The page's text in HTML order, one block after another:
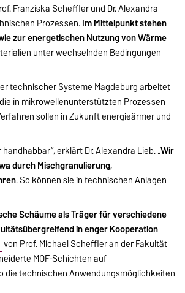
Franziska Scheffler und Dr. Alexandra
Prozessen.Im Mittelpunkt stehen
zur energetischen Nutzung von Wärme
unter wechselnden Bedingungen
technischer Systeme Magdeburg arbeitet
in mikrowellenunterstützten Prozessen
sollen in Zukunft energieärmer und
erklärt Dr. Alexandra Lieb. „Wir
durch Mischgranulierung,
. So können sie in technischen Anlagen
Schäume als Träger für verschiedene
in enger Kooperation
von Prof. Michael Scheffler an der Fakultät
MOF-Schichten auf
technischen Anwendungsmöglichkeiten